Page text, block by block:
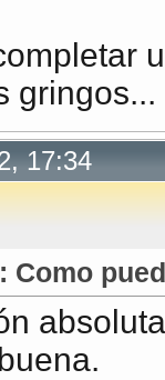
gringos...
17:34
Como